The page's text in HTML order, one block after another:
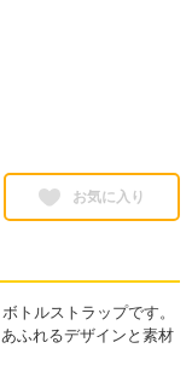
お気に入り
トルストラップです。
ふれるデザインと素材